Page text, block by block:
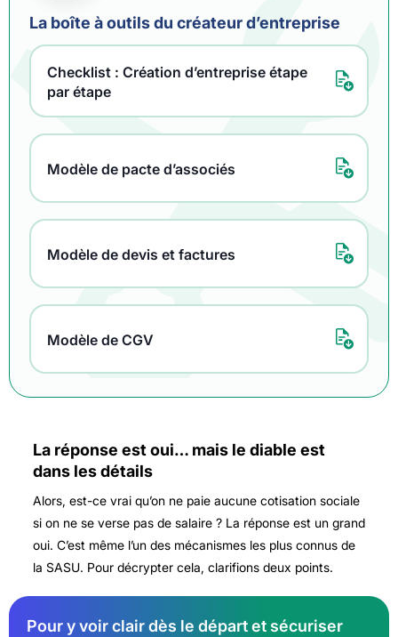
La boîte à outils du créateur d’entreprise
Checklist : Création d’entreprise étape
par étape
Modèle de pacte d’associés
Modèle de devis et factures
Modèle de CGV
La réponse est oui… mais le diable est
dans les détails
Alors, est-ce vrai qu’on ne paie aucune cotisation sociale
si on ne se verse pas de salaire ? La réponse est un grand
oui. C’est même l’un des mécanismes les plus connus de
la SASU. Pour décrypter cela, clarifions deux points.
Pour y voir clair dès le départ et sécuriser